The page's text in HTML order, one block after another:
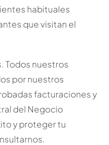
habituales
que visitan el
Todos nuestros
por nuestros
facturaciones y
del Negocio
y proteger tu